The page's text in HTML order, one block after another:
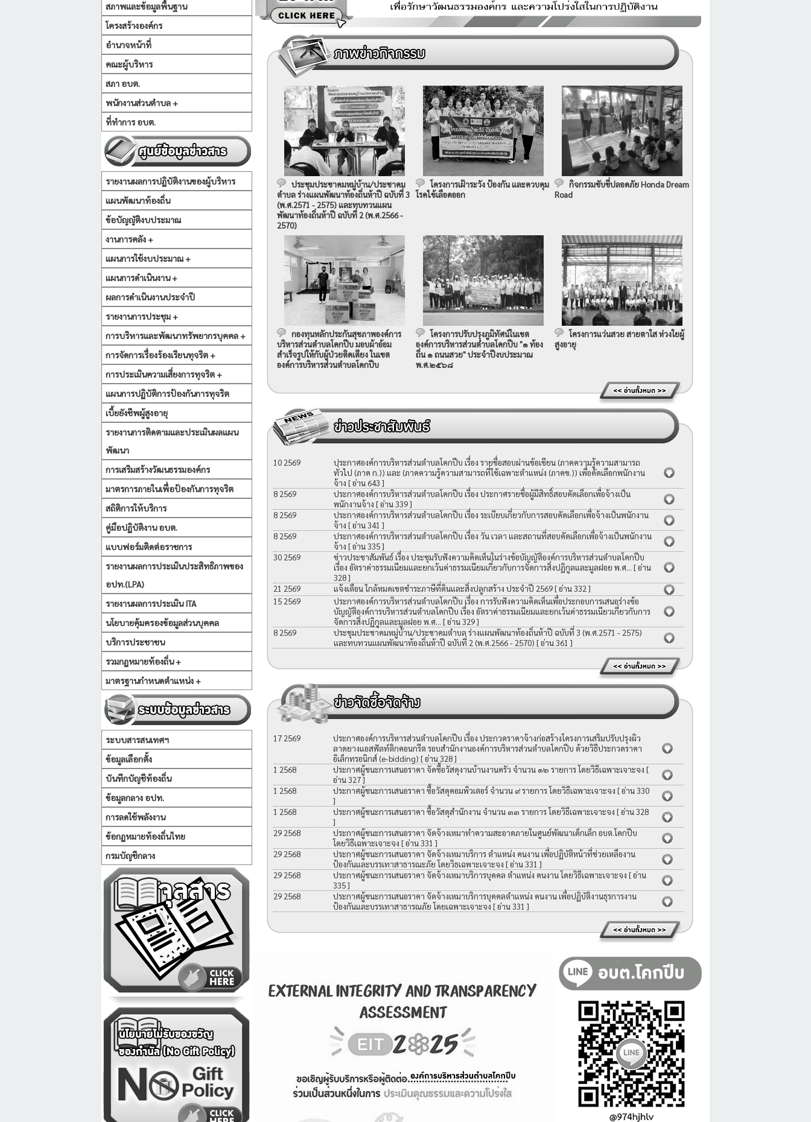
สภาพและข้อมูลพื้นฐาน
โครงสร้างองค์กร
อำนาจหน้าที่
คณะผู้บริหาร
สภา อบต.
พนักงานส่วนตำบล +
ที่ทำการ อบต.
รายงานผลการปฏิบัติงานของผู้บริหาร
แผนพัฒนาท้องถิ่น
ข้อบัญญัติงบประมาณ
งานการคลัง +
แผนการใช้งบประมาณ +
แผนการดำเนินงาน +
ผลการดำเนินงานประจำปี
รายงานการประชุม +
การบริหารและพัฒนาทรัพยากรบุคคล +
การจัดการเรื่องร้องเรียนทุจริต +
การประเมินความเสี่ยงการทุจริต +
แผนการปฏิบัติการป้องกันการทุจริต
เบี้ยยังชีพผู้สูงอายุ
รายงานการติดตามและประเมินผลแผน
พัฒนา
การเสริมสร้างวัฒนธรรมองค์กร
มาตรการภายในเพื่อป้องกันการทุจริต
สถิติการให้บริการ
คู่มือปฏิบัติงาน อบต.
แบบฟอร์มติดต่อราชการ
รายงานผลการประเมินประสิทธิภาพของ
อปท.(LPA)
รายงานผลการประเมิน ITA
นโยบายคุ้มครองข้อมูลส่วนบุคคล
บริการประชาชน
รวมกฏหมายท้องถิ่น +
มาตรฐานกำหนดตำแหน่ง +
ระบบสารสนเทศฯ
ข้อมูลเลือกตั้ง
บันทึกบัญชีท้องถิ่น
ข้อมูลกลาง อปท.
การลดใช้พลังงาน
ข้อกฏหมายท้องถิ่นไทย
กรมบัญชีกลาง
ประชุมประชาคมหมู่บ้าน/ประชาคม
ตำบล ร่างแผนพัฒนาท้องถิ่นห้าปี ฉบับที่ 3
(พ.ศ.2571 - 2575) และทบทวนแผน
พัฒนาท้องถิ่นห้าปี ฉบับที่ 2 (พ.ศ.2566 -
2570)
โครงการเฝ้าระวัง ป้องกัน และควบคุม
โรคไข้เลือดออก
กิจกรรมขับขี่ปลอดภัย Honda Dream
Road
กองทุนหลักประกันสุขภาพองค์การ
บริหารส่วนตำบลโคกปีบ มอบผ้าอ้อม
สำเร็จรูปให้กับผู้ป่วยติดเตียง ในเขต
องค์การบริหารส่วนตำบลโคกปีบ
โครงการปรับปรุงภูมิทัศน์ในเขต
องค์การบริหารส่วนตำบลโคกปีบ "๑ ท้อง
ถิ่น ๑ ถนนสวย" ประจำปีงบประมาณ
พ.ศ.๒๕๖๘
โครงการแว่นสวย สายตาใส ห่วงใยผู้
สูงอายุ
10 2569
ประกาศองค์การบริหารส่วนตำบลโคกปีบ เรื่อง รายชื่อสอบผ่านข้อเขียน (ภาคความรู้ความสามารถ
ทั่วไป (ภาค ก.)) และ (ภาคความรู้ความสามารถที่ใช้เฉพาะตำแหน่ง (ภาคข.)) เพื่อคัดเลือกพนักงาน
จ้าง [ อ่าน 643 ]
8 2569
ประกาศองค์การบริหารส่วนตำบลโคกปีบ เรื่อง ประกาศรายชื่อผู้มีสิทธิ์สอบคัดเลือกเพื่อจ้างเป็น
พนักงานจ้าง [ อ่าน 339 ]
8 2569
ประกาศองค์การบริหารส่วนตำบลโคกปีบ เรื่อง ระเบียบเกี่ยวกับการสอบคัดเลือกเพื่อจ้างเป็นพนักงาน
จ้าง [ อ่าน 341 ]
8 2569
ประกาศองค์การบริหารส่วนตำบลโคกปีบ เรื่อง วัน เวลา และสถานที่สอบคัดเลือกเพื่อจ้างเป็นพนักงาน
จ้าง [ อ่าน 335 ]
30 2569
ข่าวประชาสัมพันธ์ เรื่อง ประชุมรับฟังความคิดเห็นในร่างข้อบัญญัติองค์การบริหารส่วนตำบลโคกปีบ
เรื่อง อัตราค่าธรรมเนียมและยกเว้นค่าธรรมเนียมเกี่ยวกับการจัดการสิ่งปฏิกูลและมูลฝอย พ.ศ... [ อ่าน
328 ]
21 2569
แจ้งเตือน ใกล้หมดเขตชำระภาษีที่ดินและสิ่งปลูกสร้าง ประจำปี 2569[ อ่าน 332 ]
15 2569
ประกาศองค์การบริหารส่วนตำบลโคกปีบ เรื่อง การรับฟังความคิดเห็นเพื่อประกอบการเสนอร่างข้อ
บัญญัติองค์การบริหารส่วนตำบลโคกปีบ เรื่อง อัตราค่าธรรมเนียมและยกเว้นค่าธรรมเนียวเกี่ยวกับการ
จัดการสิ่งปฏิกูลและมูลฝอย พ.ศ... [ อ่าน 329 ]
8 2569
ประชุมประชาคมหมู่บ้าน/ประชาคมตำบล ร่างแผนพัฒนาท้องถิ่นห้าปี ฉบับที่ 3 (พ.ศ.2571 - 2575)
และทบทวนแผนพัฒนาท้องถิ่นห้าปี ฉบับที่ 2 (พ.ศ.2566 - 2570) [ อ่าน 361 ]
17 2569
ประกาศองค์การบริหารส่วนตำบลโคกปีบ เรื่อง ประกวดราคาจ้างก่อสร้างโครงการเสริมปรับปรุงผิว
ลาดยางแอสฟัลท์ติกคอนกรีต รอบสำนักงานองค์การบริหารส่วนตำบลโคกปีบ ด้วยวิธีประกวดราคา
อิเล็กทรอนิกส์ (e-bidding) [ อ่าน 328 ]
1 2568
ประกาศผู้ชนะการเสนอราคา จัดซื้อวัสดุงานบ้านงานครัว จำนวน ๑๒ รายการ โดยวิธีเฉพาะเจาะจง [
อ่าน 327 ]
1 2568
ประกาศผู้ชนะการเสนอราคา ซื้อวัสดุคอมพิวเตอร์ จำนวน ๙ รายการ โดยวิธีเฉพาะเจาะจง [ อ่าน 330
]
1 2568
ประกาศผู้ชนะการเสนอราคา ซื้อวัสดุสำนักงาน จำนวน ๓๓ รายการ โดยวิธีเฉพาะเจาะจง [ อ่าน 328
]
29 2568
ประกาศผู้ชนะการเสนอราคา จัดจ้างเหมาทำความสะอาดภายในศูนย์พัฒนาเด็กเล็ก อบต.โคกปีบ
โดยวิธีเฉพาะเจาะจง [ อ่าน 331 ]
29 2568
ประกาศผู้ชนะการเสนอราคา จัดจ้างเหมาบริการ ตำแหน่ง คนงาน เพื่อปฏิบัติหน้าที่ช่วยเหลืองาน
ป้องกันและบรรเทาสาธารณะภัย โดยวิธเฉพาะเจาะจง [ อ่าน 331 ]
29 2568
ประกาศผู้ชนะการเสนอราคา จัดจ้างเหมาบริการบุคคล ตำแหน่ง คนงาน โดยวิธีเฉพาะเจาะจง [ อ่าน
335 ]
29 2568
ประกาศผู้ชนะการเสนอราคา จัดจ้างเหมาบริการบุคคลตำแหน่ง คนงาน เพื่อปฏิบัติงานธุรการงาน
ป้องกันและบรรเทาสาธารณภัย โดยเฉพาะเจาะจง [ อ่าน 331 ]